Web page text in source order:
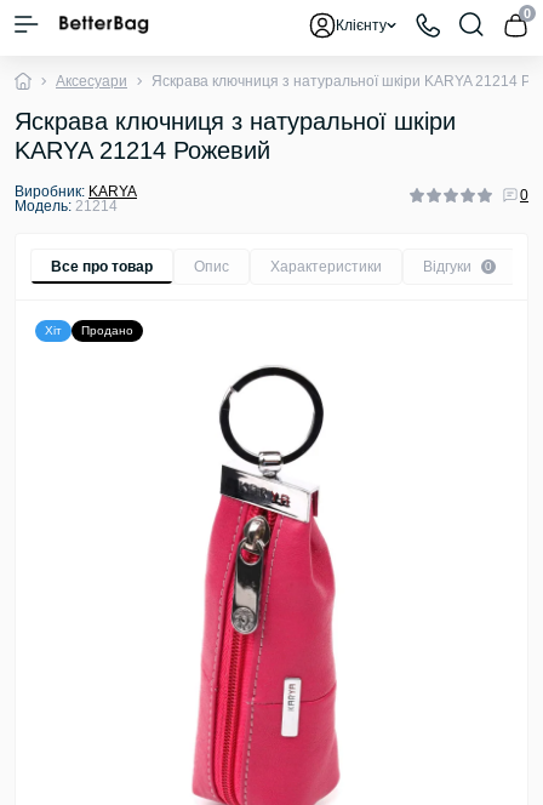
Клієнту
0
Аксесуари Яскрава ключниця з натуральної шкіри KARYA 21214
Яскрава ключниця з натуральної шкіри
KARYA 21214 Рожевий
Виробник: KARYA
Модель: 21214
0
Все про товар Опис Характеристики Відгуки 0
Хіт Продано